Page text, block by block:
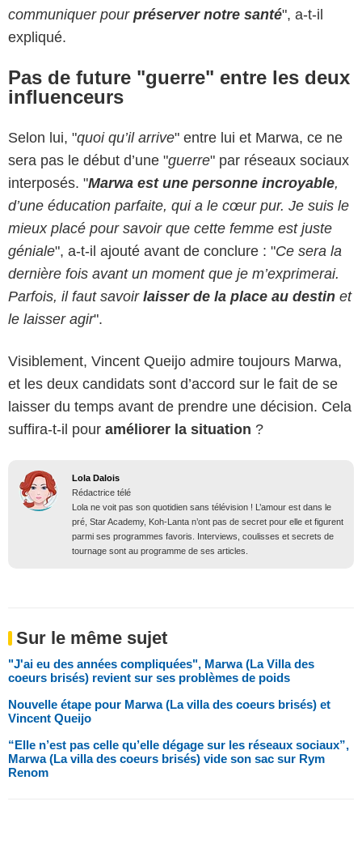
communiquer pour préserver notre santé", a-t-il
expliqué.
Pas de future "guerre" entre les deux
influenceurs
Selon lui, "quoi qu’il arrive" entre lui et Marwa, ce ne
sera pas le début d’une "guerre" par réseaux sociaux
interposés. "Marwa est une personne incroyable,
d’une éducation parfaite, qui a le cœur pur. Je suis le
mieux placé pour savoir que cette femme est juste
géniale", a-t-il ajouté avant de conclure : "Ce sera la
dernière fois avant un moment que je m’exprimerai.
Parfois, il faut savoirlaisser de la place au destin et
le laisser agir".
Visiblement, Vincent Queijo admire toujours Marwa,
et les deux candidats sont d’accord sur le fait de se
laisser du temps avant de prendre une décision. Cela
suffira-t-il pour améliorer la situation ?
Lola Dalois
Rédactrice télé
Lola ne voit pas son quotidien sans télévision ! L’amour est dans le
pré, Star Academy, Koh-Lanta n’ont pas de secret pour elle et figurent
parmi ses programmes favoris. Interviews, coulisses et secrets de
tournage sont au programme de ses articles.
Sur le même sujet
"J'ai eu des années compliquées", Marwa (La Villa des
coeurs brisés) revient sur ses problèmes de poids
Nouvelle étape pour Marwa (La villa des coeurs brisés) et
Vincent Queijo
“Elle n’est pas celle qu’elle dégage sur les réseaux sociaux”,
Marwa (La villa des coeurs brisés) vide son sac sur Rym
Renom